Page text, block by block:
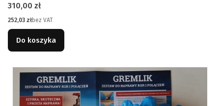
Cena
310,00 zł
Cena
252,03 złbez VAT
Do koszyka